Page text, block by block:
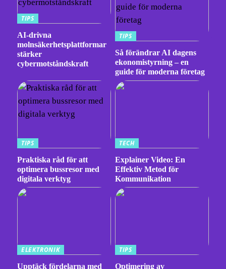
TIPS
AI-drivna
molnsäkerhetsplattformar
stärker
cybermotståndskraft
TIPS
Så förändrar AI dagens
ekonomistyrning – en
guide för moderna företag
TIPS
Praktiska råd för att
optimera bussresor med
digitala verktyg
TECH
Explainer Video: En
Effektiv Metod för
Kommunikation
ELEKTRONIK
Upptäck fördelarna med
TIPS
Optimering av